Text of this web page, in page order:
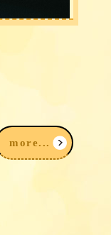
more...